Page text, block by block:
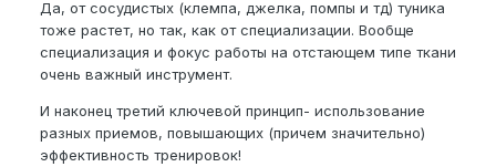
Да, от сосудистых (клемпа, джелка, помпы и тд) туника
тоже растет, но так, как от специализации. Вообще
специализация и фокус работы на отстающем типе ткани
очень важный инструмент.
И наконец третий ключевой принцип- использование
разных приемов, повышающих (причем значительно)
эффективность тренировок!